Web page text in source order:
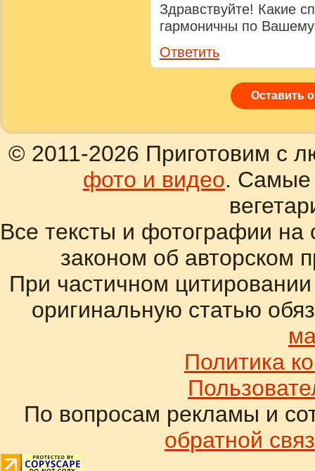
Здравствуйте! Какие
гармоничны по
Ответить
Оставить
© 2011-2026 Приготовим с
фото и видео. Самые
Все тексты и фотографии
законом об авторском
При частичном
оригинальную статью
Политика
По вопросам рекламы и
обратной